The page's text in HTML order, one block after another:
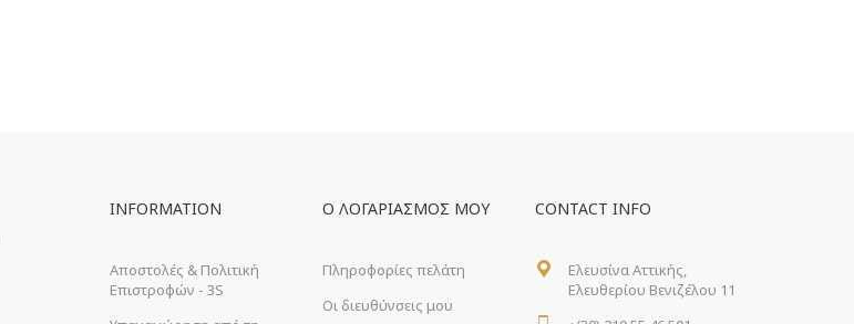
INFORMATION
Αποστολές & Πολιτική
Επιστροφών - 3S
Ο ΛΟΓΑΡΙΑΣΜΌΣ ΜΟΥ
Πληροφορίες πελάτη
Οι διευθύνσεις μου
CONTACT INFO
Ελευσίνα Αττικής,
Ελευθερίου Βενιζέλου 11